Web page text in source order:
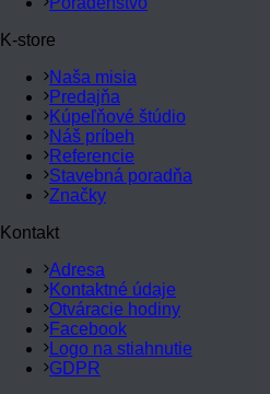
K-store
Naša misia
Predajňa
Kúpeľňové štúdio
Náš príbeh
Referencie
Stavebná poradňa
Značky
Kontakt
Adresa
Kontaktné údaje
Otváracie hodiny
Facebook
Logo na stiahnutie
GDPR